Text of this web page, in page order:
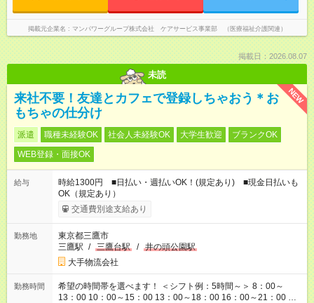
掲載元企業名 マンパワーグループ株式会社 ケアサービス事業部 （医療福祉介護関連）
掲載日：2026.08.07
未読
NEW
来社不要！友達とカフェで登録しちゃおう＊お
もちゃの仕分け
派遣 職種未経験OK 社会人未経験OK 大学生歓迎
ブランクOK
WEB登録・面接OK
給与
時給1300円 ■日払い・週払いOK！(規定あり) ■現金日払いも
OK（規定あり）
交通費別途支給あり
勤務地
東京都三鷹市
三鷹駅 / 三鷹台駅 / 井の頭公園駅
大手物流会社
勤務時間
希望の時間帯を選べます！ ＜シフト例：5時間～＞ 8：00～
13：00 10：00～15：00 13：00～18：00 16：00～21：00 ＜